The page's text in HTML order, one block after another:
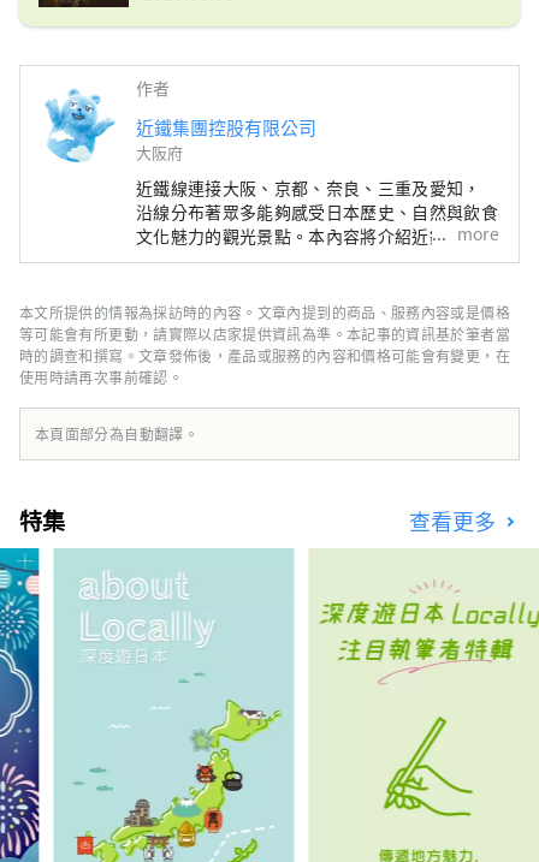
作者
近鐵集團控股有限公司
大阪府
近鐵線連接大阪、京都、奈良、三重及愛知，
沿線分布著眾多能夠感受日本歷史、自然與飲食
文化魅力的觀光景點。本內容將介紹近鐵沿線的
精選觀光景點，並提供推薦餐廳與飯店資訊，
來更多便利與靈感。封面照片為三重縣的英虞
灣。 這裡被譽為珍珠的故鄉，大小島嶼交織出
的寧靜海灣景色令人心曠神怡，非常推薦搭乘遊
船，悠閒地感受這片溫柔的海上風光。
more
本文所提供的情報為採訪時的內容。文章內提到的商品、服務內容或是價格
等可能會有所更動，請實際以店家提供資訊為準。本記事的資訊基於筆者當
時的調查和撰寫。文章發佈後，產品或服務的內容和價格可能會有變更，在
使用時請再次事前確認。
本頁面部分為自動翻譯。
特集 查看更多